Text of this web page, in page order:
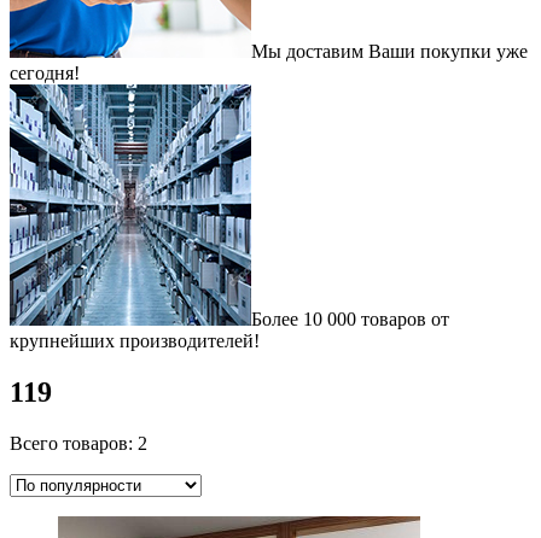
Мы доставим Ваши покупки уже
сегодня!
Более 10 000 товаров от
крупнейших производителей!
119
Всего товаров: 2